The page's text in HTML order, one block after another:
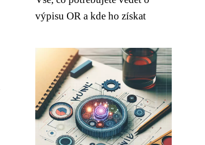
výpisu OR a kde ho získat